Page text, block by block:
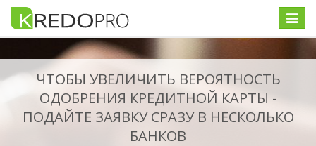
Меню
ЧТОБЫ УВЕЛИЧИТЬ ВЕРОЯТНОСТЬ
ОДОБРЕНИЯ КРЕДИТНОЙ КАРТЫ -
ПОДАЙТЕ ЗАЯВКУ СРАЗУ В НЕСКОЛЬКО
БАНКОВ